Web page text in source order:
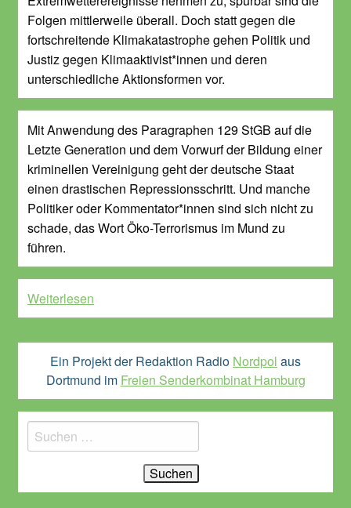
Folgen mittlerweile überall. Doch statt gegen die
fortschreitende Klimakatastrophe gehen Politik und
Justiz gegen Klimaaktivist*innen und deren
unterschiedliche Aktionsformen vor.
Mit Anwendung des Paragraphen 129 StGB auf die
Letzte Generation und dem Vorwurf der Bildung einer
kriminellen Vereinigung geht der deutsche Staat
einen drastischen Repressionsschritt. Und manche
Politiker oder Kommentator*innen sind sich nicht zu
schade, das Wort Öko-Terrorismus im Mund zu
führen.
Weiterlesen
Ein Projekt der Redaktion Radio Nordpol aus
Dortmund im Freien Senderkombinat Hamburg
nach: